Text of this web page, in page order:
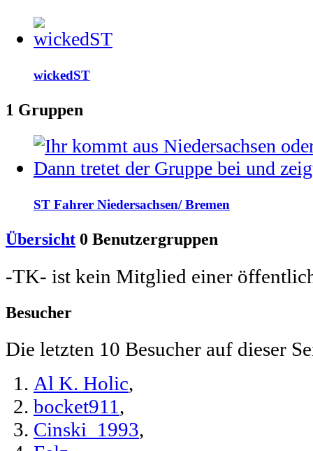
wickedST
1 Gruppen
ST Fahrer Niedersachsen/ Bremen
Übersicht 0 Benutzergruppen
-TK- ist kein Mitglied einer
Besucher
Die letzten 10 Besucher auf dieser
Al K. Holic,
bocket911 ,
Cinski_1993,